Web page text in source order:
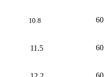
10.8 60
11.5 60
60